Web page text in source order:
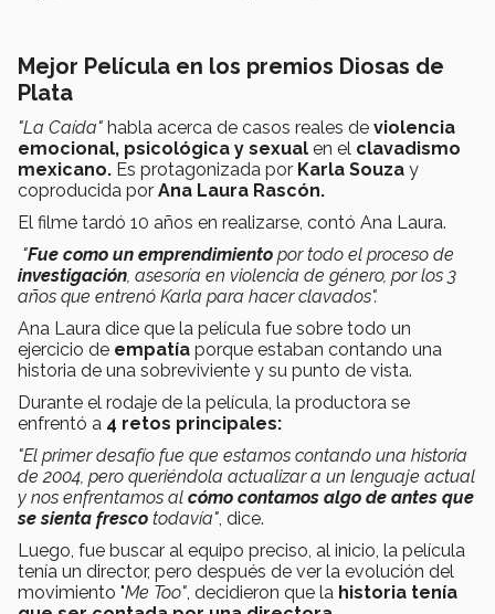
Mejor Película en los premios Diosas de
Plata
"La Caída" habla acerca de casos reales de violencia
emocional, psicológica y sexual en el clavadismo
mexicano. Es protagonizada por Karla Souza y
coproducida por Ana Laura Rascón.
El filme tardó 10 años en realizarse, contó Ana Laura.
"Fue como un emprendimiento por todo el proceso de
investigación , asesoría en violencia de género, por los 3
años que entrenó Karla para hacer clavados".
Ana Laura dice que la película fue sobre todo un
ejercicio de empatía porque estaban contando una
historia de una sobreviviente y su punto de vista.
Durante el rodaje de la película, la productora se
enfrentó a 4 retos principales:
"El primer desafío fue que estamos contando una historia
de 2004, pero queriéndola actualizar a un lenguaje actual
y nos enfrentamos al cómo contamos algo de antes que
se sienta fresco todavía" , dice.
Luego, fue buscar al equipo preciso, al inicio, la película
tenía un director, pero después de ver la evolución del
movimiento "Me Too" , decidieron que la historia tenía